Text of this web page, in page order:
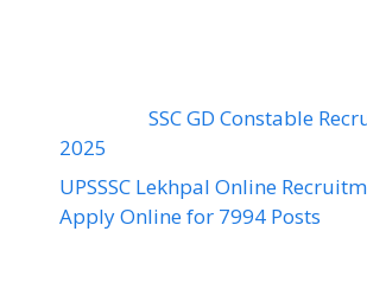
SSC GD Constable
2025
UPSSSC Lekhpal Online
Apply Online for 7994 Posts